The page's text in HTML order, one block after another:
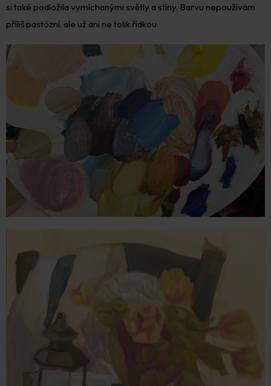
si také podložila vymíchanými světly a stíny. Barvu nepoužívám
příliš pastózní, ale už ani ne tolik řídkou.